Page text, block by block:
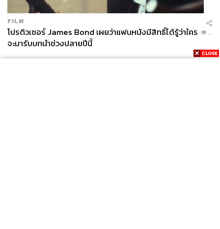
FILM
โปรดิวเซอร์ James Bond เผยว่าแฟนหนังมีสิทธิ์ได้รู้ว่าใคร
จะมารับบทนำช่วงปลายปีนี้
...